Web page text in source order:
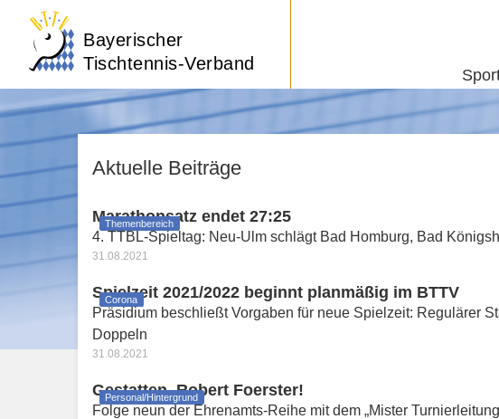
Bayerischer
Tischtennis-Verband
Aktuelle Beiträge
Themenbereich
Marathonsatz endet 27:25
4. TTBL-Spieltag: Neu-Ulm schlägt Bad Homburg, Bad
31.08.2021
Corona
Spielzeit 2021/2022 beginnt planmäßig im BTTV
Präsidium beschließt Vorgaben für neue Spielzeit: Regulärer
Doppeln
31.08.2021
Personal/Hintergrund
Gestatten, Robert Foerster!
Folge neun der Ehrenamts-Reihe mit dem „Mister